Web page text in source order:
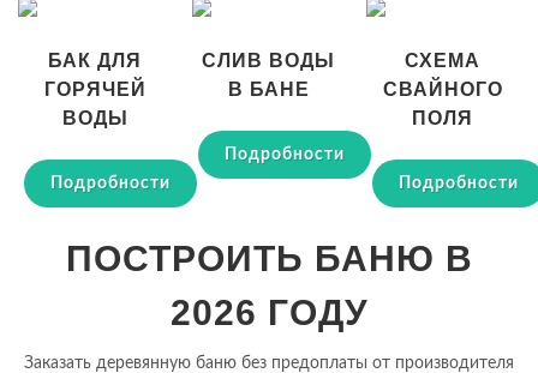
БАК ДЛЯ
ГОРЯЧЕЙ
ВОДЫ
Подробности
СЛИВ ВОДЫ
В БАНЕ
Подробности
СХЕМА
СВАЙНОГО
ПОЛЯ
Подробности
ПОСТРОИТЬ БАНЮ В
2026 ГОДУ
Заказать деревянную баню без предоплаты от производителя